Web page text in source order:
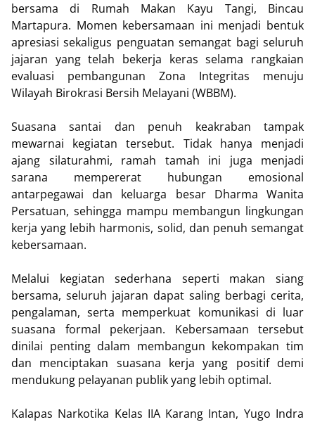
bersama di Rumah Makan Kayu Tangi, Bincau
Martapura. Momen kebersamaan ini menjadi bentuk
apresiasi sekaligus penguatan semangat bagi seluruh
jajaran yang telah bekerja keras selama rangkaian
evaluasi pembangunan Zona Integritas menuju
Wilayah Birokrasi Bersih Melayani (WBBM).
Suasana santai dan penuh keakraban tampak
mewarnai kegiatan tersebut. Tidak hanya menjadi
ajang silaturahmi, ramah tamah ini juga menjadi
sarana mempererat hubungan emosional
antarpegawai dan keluarga besar Dharma Wanita
Persatuan, sehingga mampu membangun lingkungan
kerja yang lebih harmonis, solid, dan penuh semangat
kebersamaan.
Melalui kegiatan sederhana seperti makan siang
bersama, seluruh jajaran dapat saling berbagi cerita,
pengalaman, serta memperkuat komunikasi di luar
suasana formal pekerjaan. Kebersamaan tersebut
dinilai penting dalam membangun kekompakan tim
dan menciptakan suasana kerja yang positif demi
mendukung pelayanan publik yang lebih optimal.
Kalapas Narkotika Kelas IIA Karang Intan, Yugo Indra